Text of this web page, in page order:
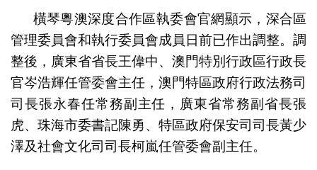
橫琴粵澳深度合作區執委會官網顯示，深合區
管理委員會和執行委員會成員日前已作出調整。調
整後，廣東省省長王偉中、澳門特別行政區行政長
官岑浩輝任管委會主任，澳門特區政府行政法務司
司長張永春任常務副主任，廣東省常務副省長張
虎、珠海市委書記陳勇、特區政府保安司司長黃少
澤及社會文化司司長柯嵐任管委會副主任。